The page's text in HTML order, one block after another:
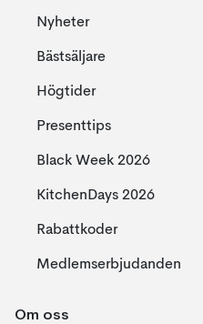
Nyheter
Bästsäljare
Högtider
Presenttips
Black Week 2026
KitchenDays 2026
Rabattkoder
Medlemserbjudanden
Om oss